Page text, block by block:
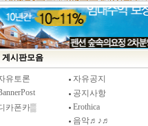
더 해롭다고 사기를 쳐대도 피워 본 사람은
다, 전자담배시장은 10년새 폭발적 증가세..
저널 인터뷰] 윤방부 연세대 의대 명예교수,
"골초에게 전자담배를 허하라"
게시판모음
유토론
자유공지
공지사항
카폰카▒
Erothica
음악♬♪♬